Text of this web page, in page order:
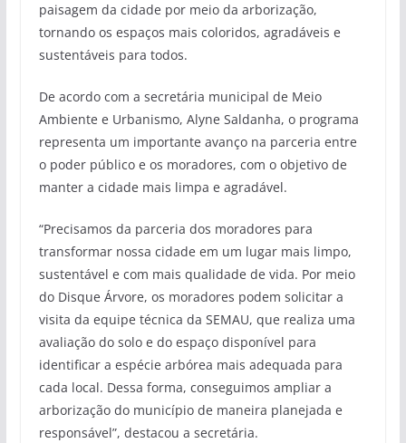
paisagem da cidade por meio da arborização,
tornando os espaços mais coloridos, agradáveis e
sustentáveis para todos.
De acordo com a secretária municipal de Meio
Ambiente e Urbanismo, Alyne Saldanha, o programa
representa um importante avanço na parceria entre
o poder público e os moradores, com o objetivo de
manter a cidade mais limpa e agradável.
“Precisamos da parceria dos moradores para
transformar nossa cidade em um lugar mais limpo,
sustentável e com mais qualidade de vida. Por meio
do Disque Árvore, os moradores podem solicitar a
visita da equipe técnica da SEMAU, que realiza uma
avaliação do solo e do espaço disponível para
identificar a espécie arbórea mais adequada para
cada local. Dessa forma, conseguimos ampliar a
arborização do município de maneira planejada e
responsável”, destacou a secretária.